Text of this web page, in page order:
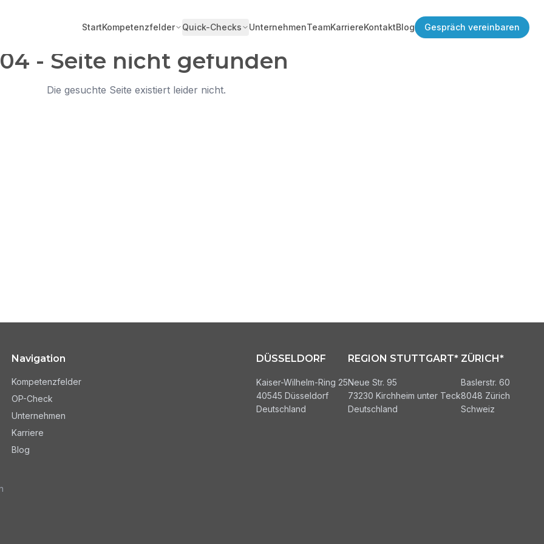
StartKompetenzfelder Quick-Checks UnternehmenTeamKarriereKontaktBlog Gespräch vereinbaren
- Seite nicht gefunden
Die gesuchte Seite existiert leider nicht.
Navigation
Kompetenzfelder
OP-Check
Unternehmen
Karriere
Blog
DÜSSELDORF
Kaiser-Wilhelm-Ring 25
40545 Düsseldorf
Deutschland
REGION STUTTGART*
Neue Str. 95
73230 Kirchheim unter Teck
Deutschland
ZÜRICH*
Baslerstr. 60
8048 Zürich
Schweiz